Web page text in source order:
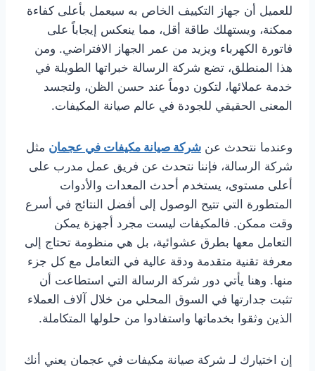
للعميل أن جهاز التكييف الخاص به سيعمل بأعلى كفاءة
ممكنة، ويستهلك طاقة أقل، مما ينعكس إيجاباً على
فاتورة الكهرباء ويزيد من عمر الجهاز الافتراضي. ومن
هذا المنطلق، تضع شركة الرسالة خبراتها الطويلة في
خدمة عملائها، لتكون دوماً عند حسن الظن، ولتجسد
المعنى الحقيقي للجودة في عالم صيانة المكيفات.
وعندما نتحدث عن شركة صيانة مكيفات في عجمان مثل
شركة الرسالة، فإننا نتحدث عن فريق عمل مدرب على
أعلى مستوى، يستخدم أحدث المعدات والأدوات
المتطورة التي تتيح الوصول إلى أفضل النتائج في أسرع
وقت ممكن. فالمكيفات ليست مجرد أجهزة يمكن
التعامل معها بطرق عشوائية، بل هي منظومة تحتاج إلى
معرفة تقنية متقدمة ودقة عالية في التعامل مع كل جزء
منها. وهنا يأتي دور شركة الرسالة التي استطاعت أن
تثبت جدارتها في السوق المحلي من خلال آلاف العملاء
الذين وثقوا بخدماتها واستفادوا من حلولها المتكاملة.
إن اختيارك لـ شركة صيانة مكيفات في عجمان يعني أنك